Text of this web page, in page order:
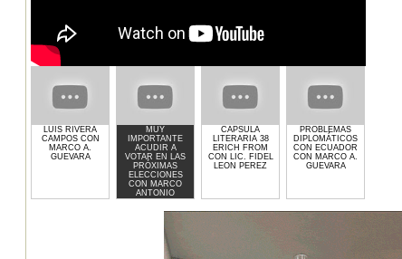
LUIS RIVERA
CAMPOS CON
MARCO A.
GUEVARA
MUY
IMPORTANTE
ACUDIR A
VOTAR EN LAS
PRÓXIMAS
ELECCIONES
CON MARCO
ANTONIO
GUEVARA
CAPSULA
LITERARIA 38
ERICH FROM
CON LIC. FIDEL
LEON PEREZ
PROBLEMAS
DIPLOMÁTICOS
CON ECUADOR
CON MARCO A.
GUEVARA